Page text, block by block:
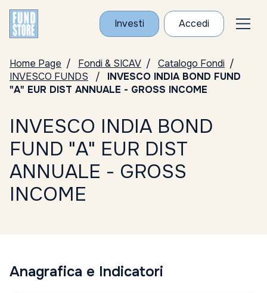
Investi Accedi
Home Page Fondi & SICAV
Catalogo Fondi
INVESCO FUNDS
INVESCO INDIA BOND FUND
"A" EUR DIST ANNUALE - GROSS INCOME
INVESCO INDIA BOND
FUND "A" EUR DIST
ANNUALE - GROSS
INCOME
Anagrafica e Indicatori